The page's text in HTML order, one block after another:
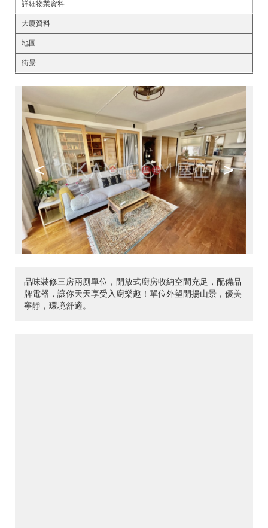
詳細物業資料
大廈資料
地圖
街景
< >
品味裝修三房兩厠單位，開放式廚房收納空間充足，配備品
牌電器，讓你天天享受入廚樂趣！單位外望開揚山景，優美
寧靜，環境舒適。